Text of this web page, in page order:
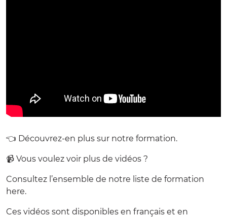
👈 Découvrez-en plus sur notre formation.
📹 Vous voulez voir plus de vidéos ?
Consultez l’ensemble de notre liste de formation
here.
Ces vidéos sont disponibles en français et en